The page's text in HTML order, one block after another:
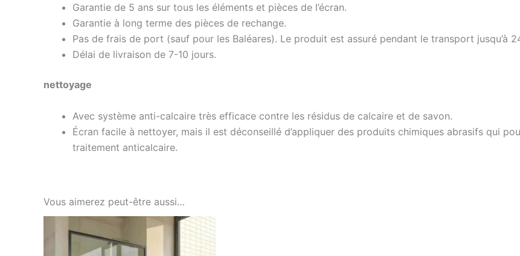
Garantie de 5 ans sur tous les éléments et pièces de l’écran.
Garantie à long terme des pièces de rechange.
Pas de frais de port (sauf pour les Baléares). Le produit est assuré pendant le transport jusqu’à
Délai de livraison de 7-10 jours.
nettoyage
Avec système anti-calcaire très efficace contre les résidus de calcaire et de savon.
Écran facile à nettoyer, mais il est déconseillé d’appliquer des produits chimiques abrasifs qui
traitement anticalcaire.
Vous aimerez peut-être aussi…
Ce
produit